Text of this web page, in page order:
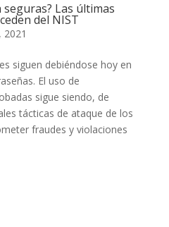
Las últimas
del NIST
2021
siguen debiéndose hoy en
El uso de
sigue siendo, de
tácticas de ataque de los
fraudes y violaciones